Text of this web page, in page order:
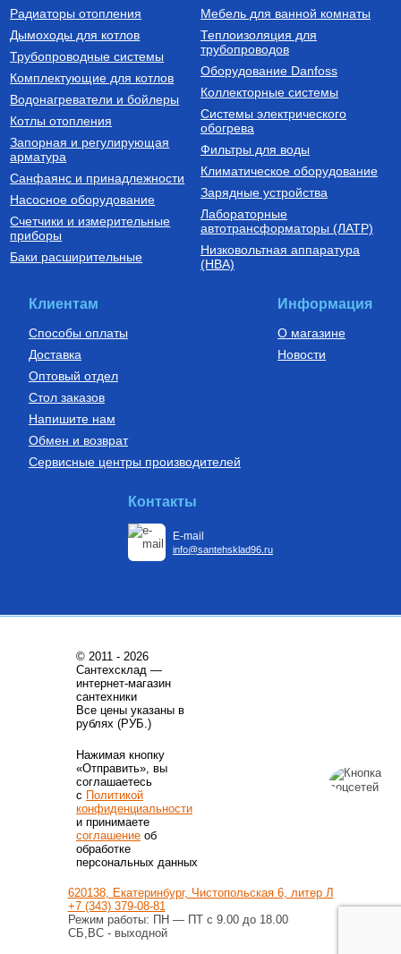
2200 Вт FIL-10 2,2 кВт
(инвертор) с датчиком
9 750Руб.
Купить
Котел газовый настенный
двухконтурный CARES X 24
CF, арт. 3300888
60 510Руб.
Установки канализационные
Установка канализационная
SANIVORT 405 М (боковой
14 390Руб.
Купить
Бойлеры (водонагреватели
косвенного нагрева)
Водонагреватель (бойлер)
61 380Руб.
Купить
Насосы циркуляционные
Циркуляционный насос TOP-S
80/10 PN10 DM, арт. 2165544
Автоматика для насосов
9 750
Котлы газовые настенные
одноконтурный M32ТHO c 3-х
ходовым клапаном. Плата
управления с поддержкой
шины Open Therm
Руб.
Купить
Радиаторы отопления
Дымоходы для котлов
Трубопроводные системы
Комплектующие для котлов
Водонагреватели и бойлеры
Котлы отопления
Запорная и регулирующая
арматура
Санфаянс и принадлежности
Насосное оборудование
Счетчики и измерительные
приборы
Баки расширительные
Мебель для ванной комнаты
Теплоизоляция для
трубопроводов
Оборудование Danfoss
Коллекторные системы
Системы электрического
обогрева
Фильтры для воды
Климатическое оборудование
Зарядные устройства
Лабораторные
автотрансформаторы (ЛАТР)
Низковольтная аппаратура
(НВА)
Клиентам
Способы оплаты
Доставка
Оптовый отдел
Стол заказов
Напишите нам
Обмен и возврат
Сервисные центры производителей
Информация
О магазине
Новости
Контакты
E-mail
info@santehsklad96.ru
© 2011 - 2026
Сантехсклад —
интернет-магазин
сантехники
Все цены указаны в
рублях (РУБ.)
Нажимая кнопку
«Отправить», вы
соглашаетесь
с Политикой
конфиденциальности
и принимаете
соглашениеоб
обработке
персональных данных
620138, Екатеринбург, Чистопольская 6, литер Л
+7 (343) 379-08-81
Режим работы: ПН — ПТ с 9.00 до 18.00
СБ,ВС - выходной